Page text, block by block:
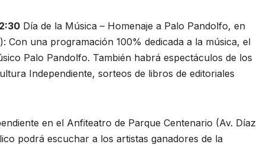
Día de la Música – Homenaje a Palo Pandolfo, en
Con una programación 100% dedicada a la música, el
Palo Pandolfo. También habrá espectáculos de los
Independiente, sorteos de libros de editoriales
en el Anfiteatro de Parque Centenario (Av. Díaz
podrá escuchar a los artistas ganadores de la